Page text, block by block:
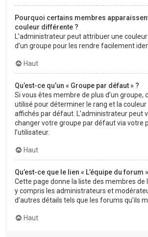
Pourquoi certains membres
couleur différente ?
L’administrateur peut attribuer une
d’un groupe pour les rendre facilement
Haut
Qu’est-ce qu’un « Groupe par défaut » ?
Si vous êtes membre de plus d’un groupe,
utilisé pour déterminer le rang et la couleur
affichés par défaut. L’administrateur peut
changer votre groupe par défaut via votre
l’utilisateur.
Haut
Qu’est-ce que le lien « L’équipe du forum
Cette page donne la liste des membres de
y compris les administrateurs et
d’autres détails tels que les forums qu’ils
Haut